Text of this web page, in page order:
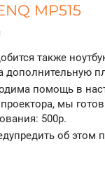
MP515
также
дополнительную
помощь в
мы
500р.
об этом